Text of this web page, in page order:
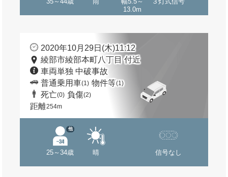
13.0m
2020年10月29日(木)11:12
綾部市綾部本町八丁目 付近
車両単独 中破事故
普通乗用車(1) 物件等(1)
死亡(0) 負傷(2)
距離254m
25～34歳
他
晴 信号なし